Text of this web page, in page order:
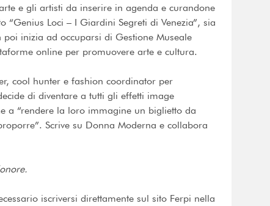
e gli artisti da inserire in agenda e curandone
“Genius Loci – I Giardini Segreti di Venezia”, sia
inizia ad occuparsi di Gestione Museale
online per promuovere arte e cultura.
cool hunter e fashion coordinator per
di diventare a tutti gli effetti image
a “rendere la loro immagine un biglietto da
Scrive su Donna Moderna e collabora
iscriversi direttamente sul sito Ferpi nella